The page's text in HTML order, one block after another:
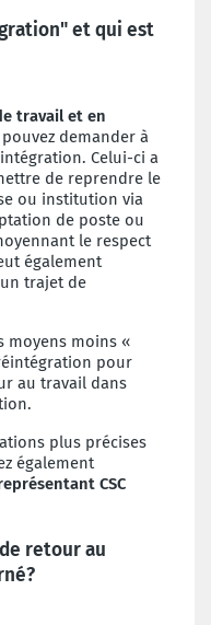
et qui est
travail et en
demander à
Celui-ci a
de reprendre le
ou institution via
de poste ou
le respect
également
trajet de
moyens moins «
pour
au travail dans
plus précises
également
CSC
retour au